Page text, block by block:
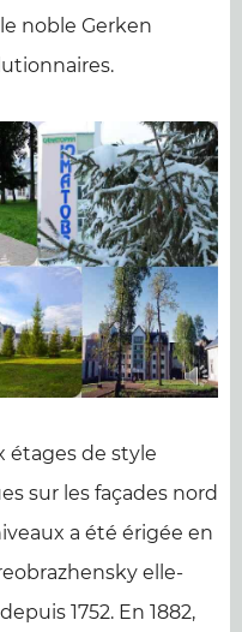
noble Gerken
étages de style
sur les façades nord
a été érigée en
elle-
1752. En 1882,